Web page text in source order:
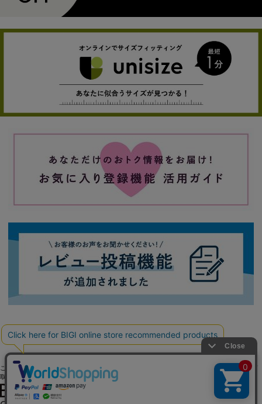
ご利用ガイド よくある質問 お問い合わせ 会社概要 個人情報保護方針
特定商
取引法に基づく表記